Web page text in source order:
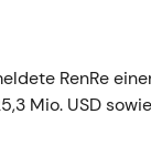
RenRe
Mio. USD